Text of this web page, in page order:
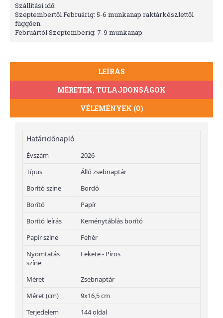
Szállítási idő:
Szeptembertől Februárig: 5-6 munkanap raktárkészlettől
függően.
Februártól Szeptemberig: 7-9 munkanap
LEÍRÁS
MÉRETEK, TULAJDONSÁGOK
VÉLEMÉNYEK (0)
Határidőnapló
Évszám
2026
Típus
Álló zsebnaptár
Borító színe
Bordó
Borító
Papír
Borító leírás
Keménytáblás borító
Papír színe
Fehér
Nyomtatás
színe
Fekete - Piros
Méret
Zsebnaptár
Méret (cm)
9x16,5 cm
Terjedelem
144 oldal